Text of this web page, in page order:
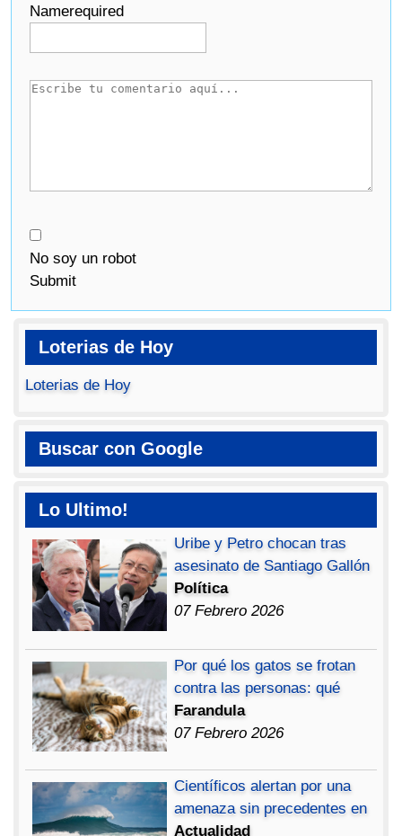
Namerequired
No soy un robot
Submit
Loterias de Hoy
Loterias de Hoy
Buscar con Google
Lo Ultimo!
Uribe y Petro chocan tras
asesinato de Santiago Gallón
Política
07 Febrero 2026
Por qué los gatos se frotan
contra las personas: qué
Farandula
07 Febrero 2026
Científicos alertan por una
amenaza sin precedentes en
Actualidad